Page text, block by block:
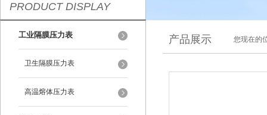
PRODUCT DISPLAY
工业隔膜压力表
卫生隔膜压力表
高温熔体压力表
产品展示 您现在的